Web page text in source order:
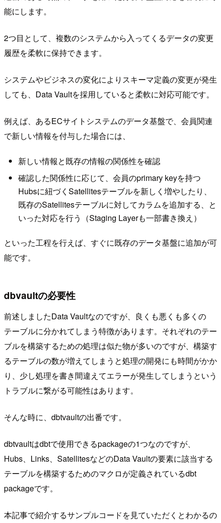
能にします。
2つ目として、複数のシステムから入ってくるデータの変更
履歴を柔軟に保持できます。
システムやビジネスの変化によりスキーマ定義の変更が発生
しても、Data Vaultを採用していると柔軟に対応可能です。
例えば、あるECサイトシステムのデータ基盤で、会員関連
で新しい情報を付与した場合には、
新しい情報と既存の情報の関係性を確認
確認した関係性に応じて、会員のprimary keyを持つ
Hubsに紐づくSatellitesテーブルを新しく増やしたり、
既存のSatellitesテーブルに対してカラムを追加する、と
いった対応を行う（Staging Layerも一部書き換え）
といった工程を行えば、すぐに既存のデータ基盤に追加が可
能です。
dbvaultの必要性
前述しましたData Vaultなのですが、良くも悪くも多くの
テーブルに分かれてしまう特徴があります。それぞれのテー
ブルを構築するための処理は似た物が多いのですが、構築す
るテーブルの数が増えてしまうと処理の開発にも時間がかか
り、少し処理を書き間違えてエラーが発生してしまうという
トラブルに繋がる可能性はあります。
そんな時に、dbtvaultの出番です。
dbtvaultはdbtで使用できるpackageの1つなのですが、
Hubs、Links、SatellitesなどのData Vaultの要素に該当する
テーブルを構築するためのマクロが定義されているdbt
packageです。
本記事で紹介するサンプルコードを見ていただくとわかるの